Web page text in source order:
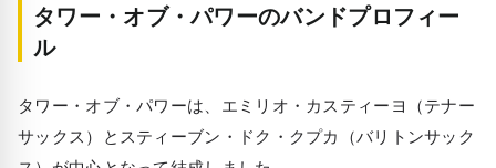
タワー・オブ・パワーのバンドプロフィー
ル
タワー・オブ・パワーは、エミリオ・カスティーヨ（テナー
サックス）とスティーブン・ドク・クプカ（バリトンサック